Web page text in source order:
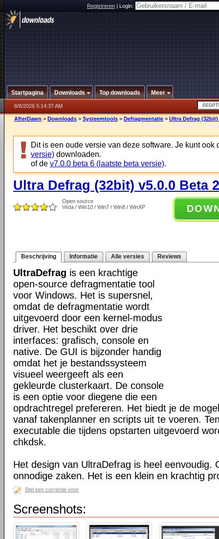
Registreren|Login:
Startpagina Downloads Top downloads Meer
8/8/2026 5:14:37 AM
AfterDawn > Downloads > Systeemtools > Defragmentatie > Ultra Defrag (32bit)
Dit is een oude versie van deze software. Je kunt ook
versie) downloaden.
of de v7.0.0 beta 6 (laatste beta versie).
Ultra Defrag (32bit) v5.0.0 Beta 2
Open source
Vista / Win10 / Win7 / Win8 / WinXP
Beschrijving Informatie Alle versies Reviews
UltraDefrag is een krachtige
open-source defragmentatie tool
voor Windows. Het is supersnel,
omdat de defragmentatie wordt
uitgevoerd door een kernel-modus
driver. Het beschikt over drie
interfaces: grafisch, console en
native. De GUI is bijzonder handig
omdat het je bestandssysteem
visueel weergeeft als een
gekleurde clusterkaart. De console
is een optie voor diegene die een
opdrachtregel prefereren. Het biedt je de
vanaf takenplanner en scripts uit te voeren.
executable die tijdens opstarten uitgevoerd
chkdsk.
Het design van UltraDefrag is heel eenvoudig.
onnodige zaken. Het is een klein en krachtig
Stel een correctie voor
Screenshots: